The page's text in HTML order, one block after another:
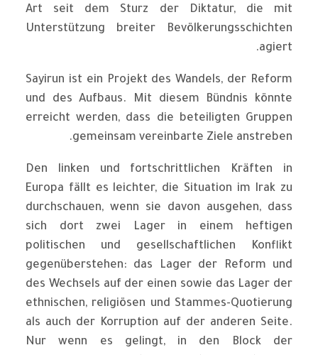
Art seit dem Sturz der Diktatur, die mit
Unterstützung breiter Bevölkerungsschichten
agiert.
Sayirun ist ein Projekt des Wandels, der Reform
und des Aufbaus. Mit diesem Bündnis könnte
erreicht werden, dass die beteiligten Gruppen
gemeinsam vereinbarte Ziele anstreben.
Den linken und fortschrittlichen Kräften in
Europa fällt es leichter, die Situation im Irak zu
durchschauen, wenn sie davon ausgehen, dass
sich dort zwei Lager in einem heftigen
politischen und gesellschaftlichen Konflikt
gegenüberstehen: das Lager der Reform und
des Wechsels auf der einen sowie das Lager der
ethnischen, religiösen und Stammes-Quotierung
als auch der Korruption auf der anderen Seite.
Nur wenn es gelingt, in den Block der